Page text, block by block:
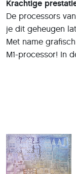
Krachtige
De processors
je dit geheugen
Met name
M1-processor! In